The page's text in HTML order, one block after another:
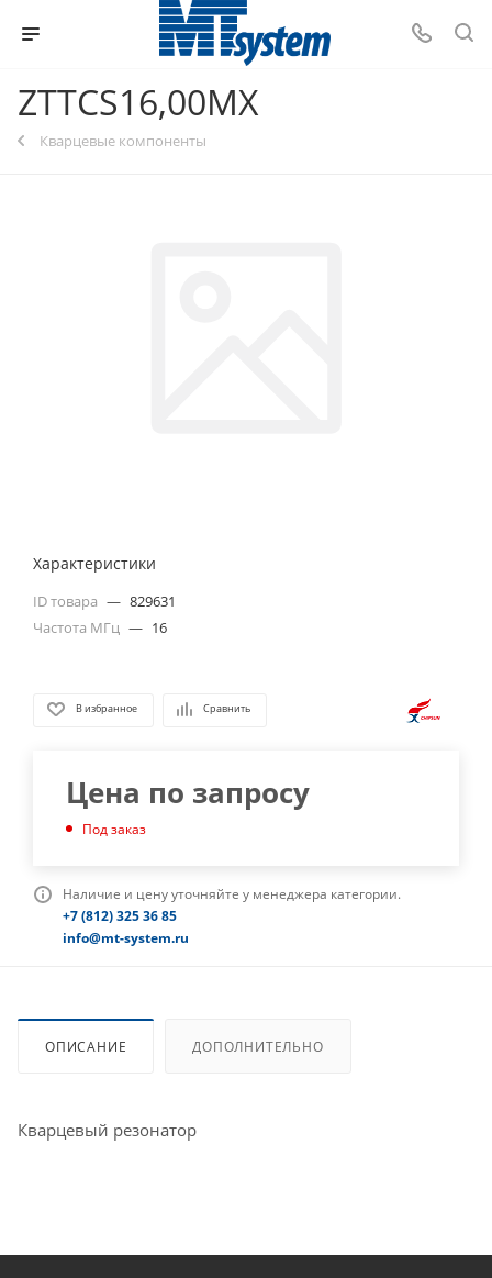
ZTTCS16,00MX
Кварцевые компоненты
Характеристики
ID товара — 829631
Частота МГц — 16
В избранное Сравнить
Цена по запросу
Под заказ
Наличие и цену уточняйте у менеджера категории.
+7 (812) 325 36 85
info@mt-system.ru
ОПИСАНИЕ ДОПОЛНИТЕЛЬНО
Кварцевый резонатор